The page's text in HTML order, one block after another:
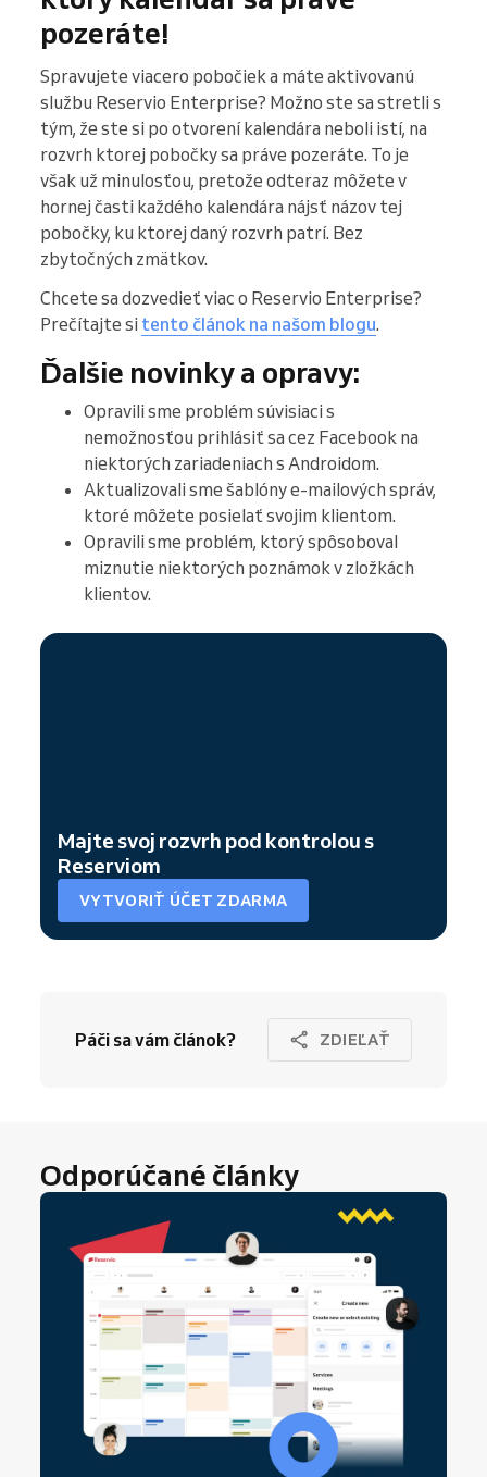
pozeráte!
Spravujete viacero pobočiek a máte aktivovanú
službu Reservio Enterprise? Možno ste sa stretli s
tým, že ste si po otvorení kalendára neboli istí, na
rozvrh ktorej pobočky sa práve pozeráte. To je
však už minulosťou, pretože odteraz môžete v
hornej časti každého kalendára nájsť názov tej
pobočky, ku ktorej daný rozvrh patrí. Bez
zbytočných zmätkov.
Chcete sa dozvedieť viac o Reservio Enterprise?
Prečítajte si tento článok na našom blogu.
Ďalšie novinky a opravy:
Opravili sme problém súvisiaci s
nemožnosťou prihlásiť sa cez Facebook na
niektorých zariadeniach s Androidom.
Aktualizovali sme šablóny e-mailových správ,
ktoré môžete posielať svojim klientom.
Opravili sme problém, ktorý spôsoboval
miznutie niektorých poznámok v zložkách
klientov.
Majte svoj rozvrh pod kontrolou s
Reserviom
VYTVORIŤ ÚČET ZDARMA
Páči sa vám článok? ZDIEĽAŤ
Odporúčané články